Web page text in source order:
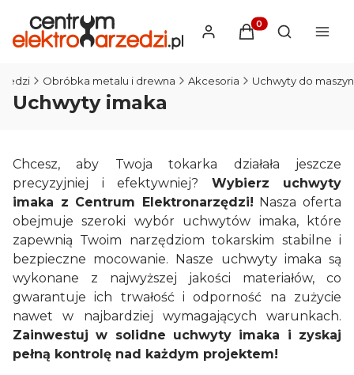
Produkty w
Otwórz
Obróbka metalu i drewna Akcesoria Uchwyty do maszyn
Uchwyty imaka
Chcesz, aby Twoja tokarka działała jeszcze
precyzyjniej i efektywniej? Wybierz uchwyty
imaka z Centrum Elektronarzędzi! Nasza oferta
obejmuje szeroki wybór uchwytów imaka, które
zapewnią Twoim narzędziom tokarskim stabilne i
bezpieczne mocowanie. Nasze uchwyty imaka są
wykonane z najwyższej jakości materiałów, co
gwarantuje ich trwałość i odporność na zużycie
nawet w najbardziej wymagających warunkach.
Zainwestuj w solidne uchwyty imaka i zyskaj
pełną kontrolę nad każdym projektem!